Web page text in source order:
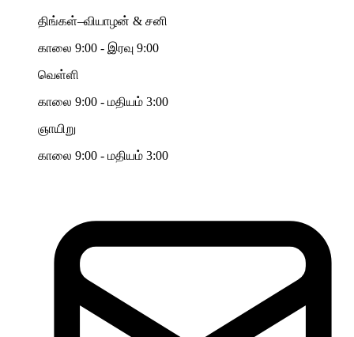
திங்கள்–வியாழன் & சனி
காலை 9:00 - இரவு 9:00
வெள்ளி
காலை 9:00 - மதியம் 3:00
ஞாயிறு
காலை 9:00 - மதியம் 3:00